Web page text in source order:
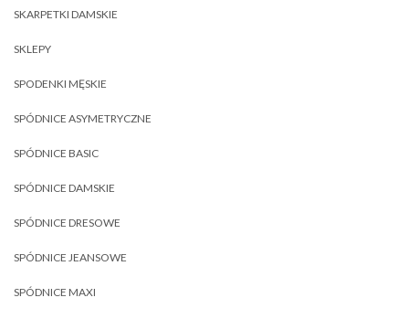
SKARPETKI DAMSKIE
SKLEPY
SPODENKI MĘSKIE
SPÓDNICE ASYMETRYCZNE
SPÓDNICE BASIC
SPÓDNICE DAMSKIE
SPÓDNICE DRESOWE
SPÓDNICE JEANSOWE
SPÓDNICE MAXI